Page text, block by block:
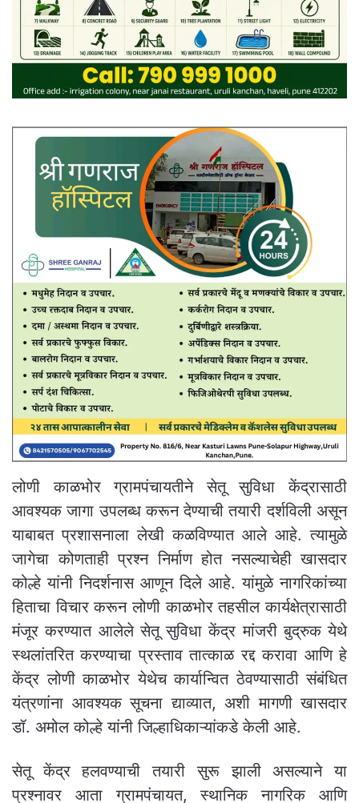
लोणी काळभोर ग्रामपंचायतीने सेतू सुविधा केंद्रासाठी
आवश्यक जागा उपलब्ध करून देण्याची तयारी दर्शविली असून
याबाबत प्रशासनाला लेखी कळविण्यात आले आहे. त्यामुळे
जागेचा कोणताही प्रश्न निर्माण होत नसल्याचेही खासदार
कोल्हे यांनी निदर्शनास आणून दिले आहे. यांमुळे नागरिकांच्या
हिताचा विचार करून लोणी काळभोर तहसील कार्यक्षेत्रासाठी
मंजूर करण्यात आलेले सेतू सुविधा केंद्र मांजरी बुद्रुक येथे
स्थलांतरित करण्याचा प्रस्ताव तात्काळ रद्द करावा आणि हे
केंद्र लोणी काळभोर येथेच कार्यान्वित ठेवण्यासाठी संबंधित
यंत्रणांना आवश्यक सूचना द्याव्यात, अशी मागणी खासदार
डॉ. अमोल कोल्हे यांनी जिल्हाधिकाऱ्यांकडे केली आहे.
सेतू केंद्र हलवण्याची तयारी सुरू झाली असल्याने या
प्रश्नावर आता ग्रामपंचायत, स्थानिक नागरिक आणि